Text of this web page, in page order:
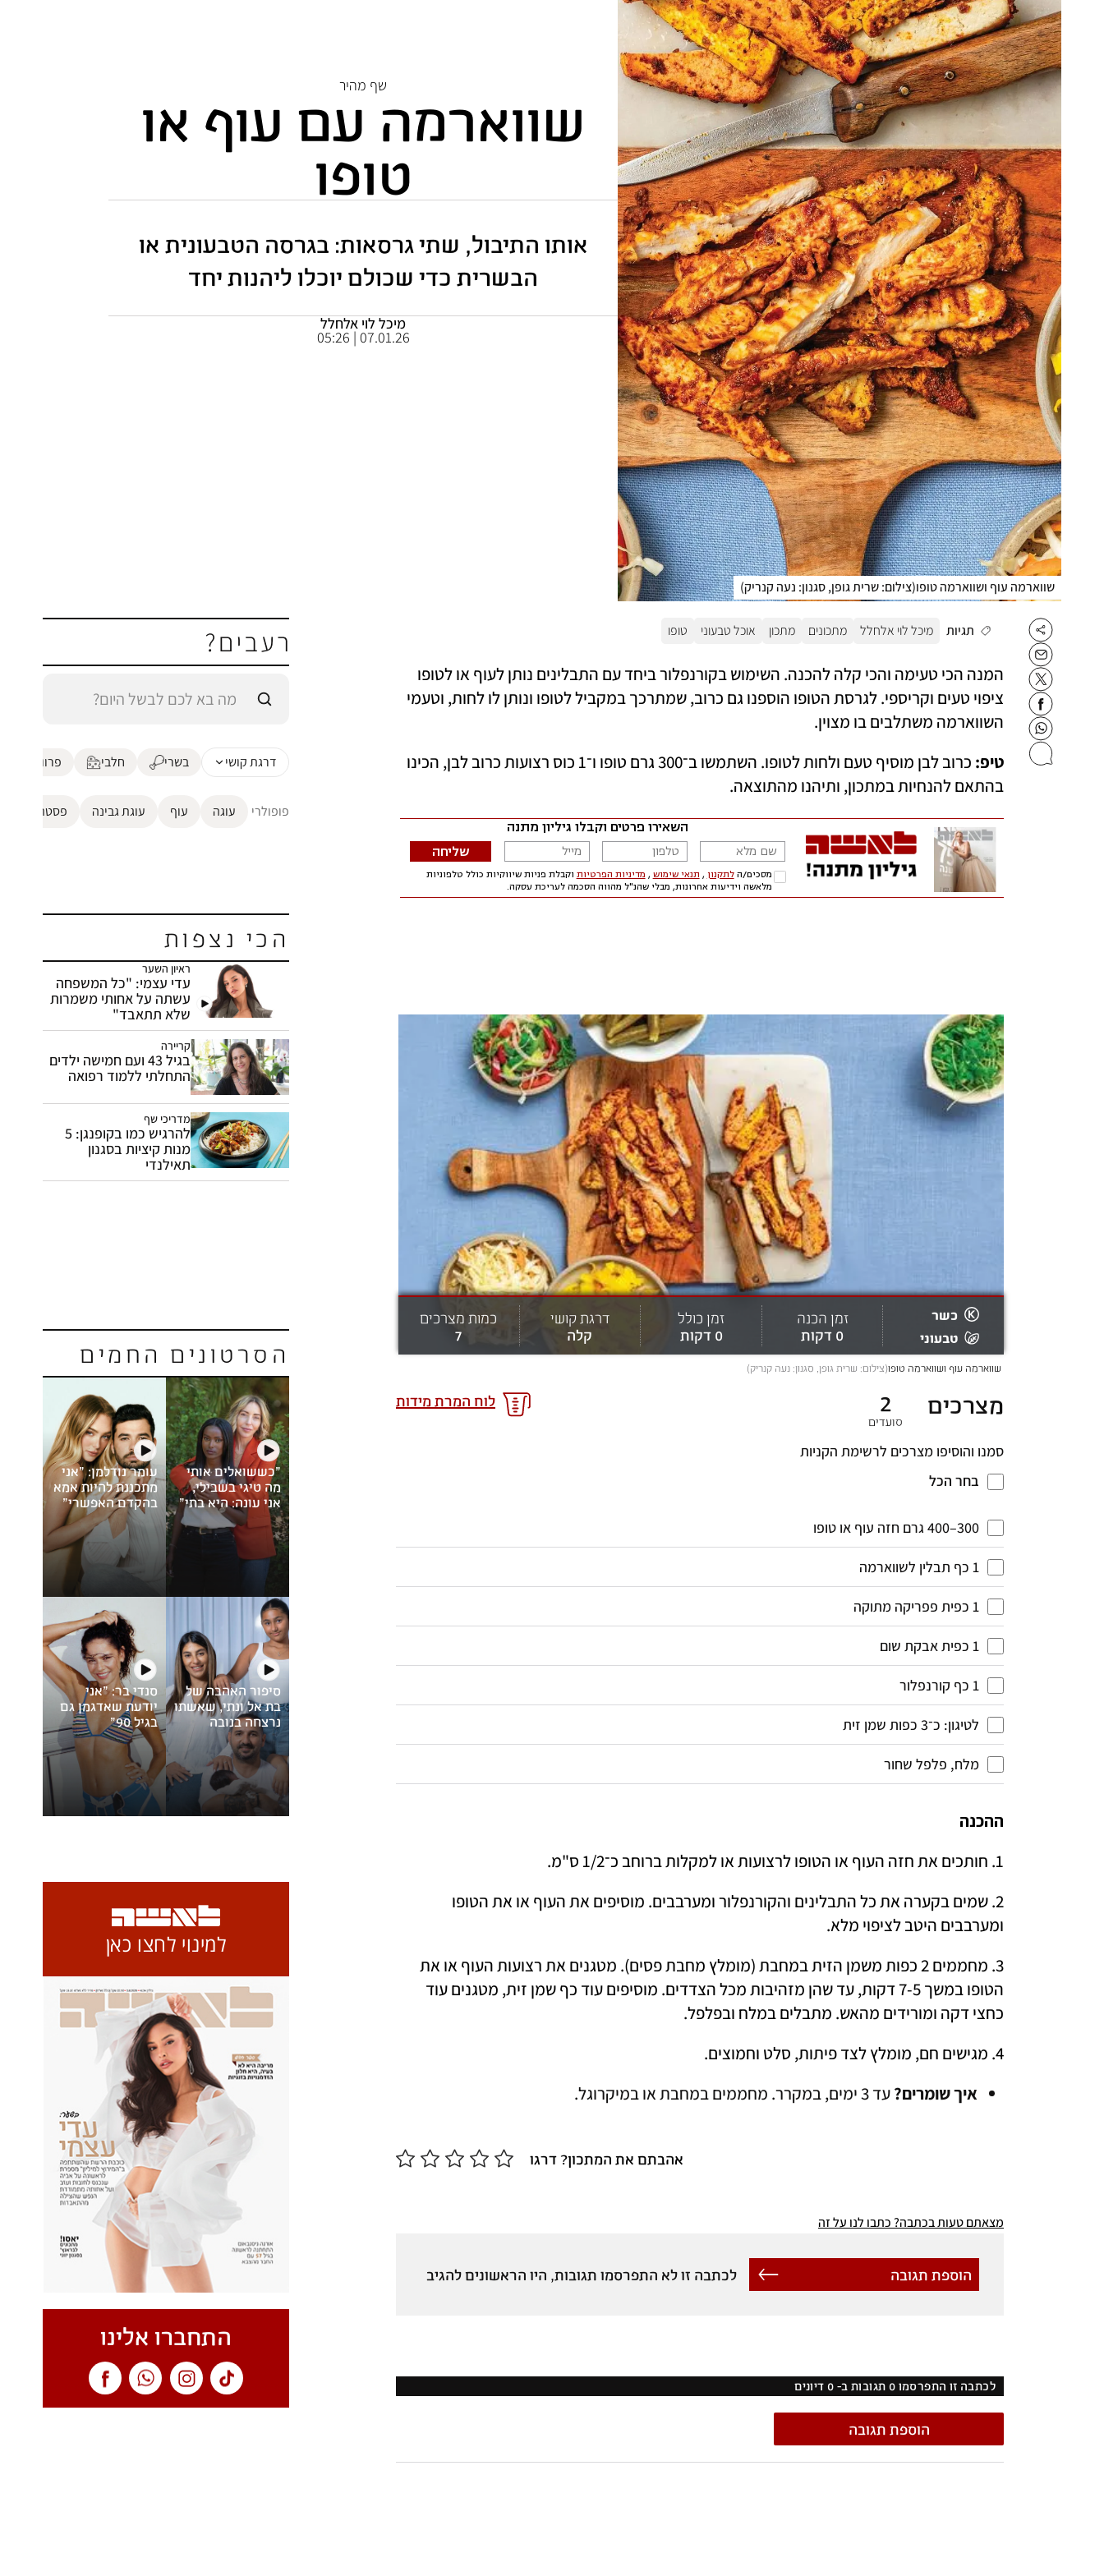
שווארמה עוף ושווארמה טופו(צילום: שרית גופן, סגנון: נעה קנריק)
שף מהיר
שווארמה עם עוף או
טופו
אותו התיבול, שתי גרסאות: בגרסה הטבעונית או
הבשרית כדי שכולם יוכלו ליהנות יחד
מיכל לוי אלחלל
07.01.26 | 05:26
הכי נצפות
ראיון השער
עדי עצמי: "כל המשפחה
עשתה על אחותי משמרות
שלא תתאבד"
קריירה
בגיל 43 ועם חמישה ילדים
התחלתי ללמוד רפואה
מדריכי שף
להרגיש כמו בקופנגן: 5
מנות קיציות בסגנון
תאילנדי
הסרטונים החמים
"כששואלים אותי
מה טיגי בשבילי,
אני עונה: היא בתי"
עומר נודלמן: "אני
מתכננת להיות אמא
בהקדם האפשרי"
סיפור האהבה של
בת אל ונתי, שאשתו
נרצחה בנובה
סנדי בר: "אני
יודעת שאדגמן גם
בגיל 90"
תגיות מיכל לוי אלחלל מתכונים מתכון אוכל טבעוני טופו
השווארמה משתלבים בו מצוין.
טיפ:
בהתאם להנחיות במתכון, ותיהנו מהתוצאה.
כשר
טבעוני
זמן הכנה
0 דקות
זמן כולל
0 דקות
דרגת קושי
קלה
כמות מצרכים
7
(צילום: שרית גופן, סגנון: נעה קנריק)
מצרכים 2
סועדים
לוח המרת מידות
סמנו והוסיפו מצרכים לרשימת הקניות
בחר הכל
300–400 גרם חזה עוף או טופו
1 כף תבלין לשווארמה
1 כפית פפריקה מתוקה
1 כפית אבקת שום
1 כף קורנפלור
לטיגון: כ־3 כפות שמן זית
מלח, פלפל שחור
ההכנה
1. חותכים את חזה העוף או הטופו לרצועות או למקלות ברוחב כ־1/2 ס"מ.
ומערבבים היטב לציפוי מלא.
כחצי דקה ומורידים מהאש. מתבלים במלח ובפלפל.
4. מגישים חם, מומלץ לצד פיתות, סלט וחמוצים.
איך שומרים? עד 3 ימים, במקרר. מחממים במחבת או במיקרוגל.
אהבתם את המתכון? דרגו
מצאתם טעות בכתבה? כתבו לנו על זה
לכתבה זו לא התפרסמו תגובות, היו הראשונים להגיב הוספת תגובה
לכתבה זו התפרסמו 0 תגובות ב- 0 דיונים
הוספת תגובה